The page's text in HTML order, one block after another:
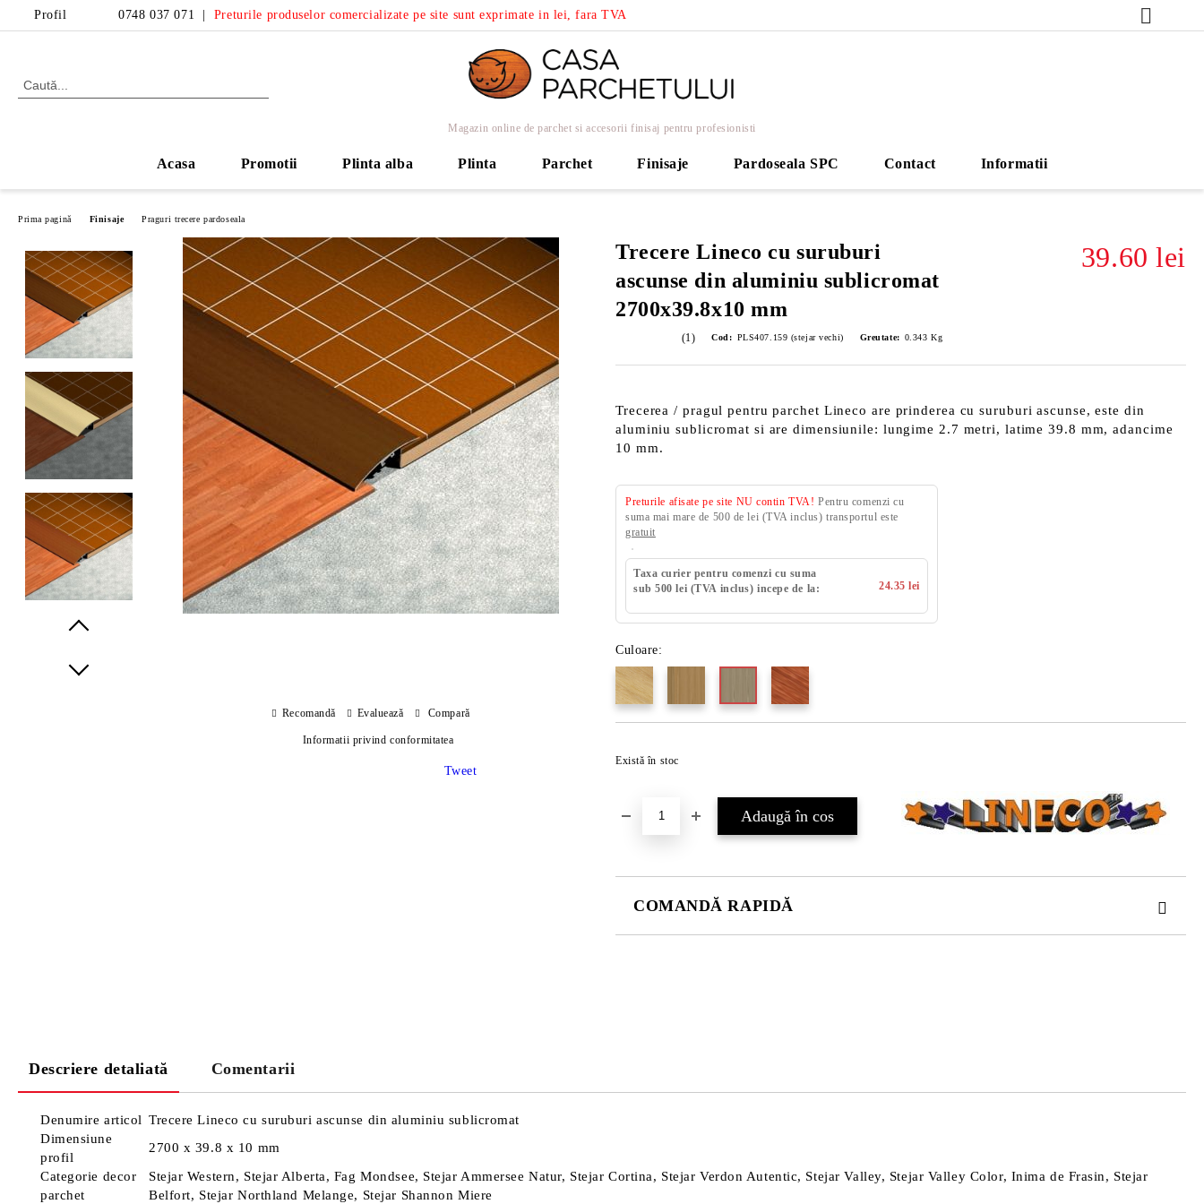
Profil 0748 037 071 Preturile produselor comercializate pe site sunt exprimate in lei, fara TVA
Magazin online de parchet si accesorii finisaj pentru profesionisti
Acasa Promotii Plinta alba Plinta Parchet Finisaje Pardoseala SPC Contact Informatii
Prima pagină Finisaje Praguri trecere pardoseala
Trecere Lineco cu suruburi
ascunse din aluminiu sublicromat
2700x39.8x10 mm
39.60 lei
(1) Cod: PLS407.159 (stejar vechi) Greutate: 0.343 Kg
Trecerea / pragul pentru parchet Lineco are prinderea cu suruburi ascunse, este din
aluminiu sublicromat si are dimensiunile: lungime 2.7 metri, latime 39.8 mm, adancime
10 mm.
Preturile afisate pe site NU contin TVA! Pentru comenzi cu
suma mai mare de 500 de lei (TVA inclus) transportul este
gratuit
Taxa curier pentru comenzi cu suma
sub 500 lei (TVA inclus) incepe de la:
24.35 lei
Culoare:
Există în stoc
COMANDĂ RAPIDĂ
Recomandă Evaluează Compară
Informatii privind conformitatea
Tweet
Descriere detaliată Comentarii
Denumire articol Trecere Lineco cu suruburi ascunse din aluminiu sublicromat
Dimensiune
profil
2700 x 39.8 x 10 mm
Categorie decor
parchet
Stejar Western, Stejar Alberta, Fag Mondsee, Stejar Ammersee Natur, Stejar Cortina, Stejar Verdon Autentic, Stejar Valley, Stejar Valley Color, Inima de Frasin, Stejar
Belfort, Stejar Northland Melange, Stejar Shannon Miere